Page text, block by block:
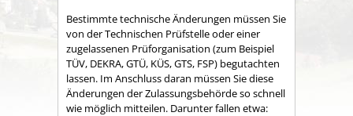
Bestimmte technische Änderungen müssen Sie
von der Technischen Prüfstelle oder einer
zugelassenen Prüforganisation (zum Beispiel
TÜV, DEKRA, GTÜ, KÜS, GTS, FSP) begutachten
lassen. Im Anschluss daran müssen Sie diese
Änderungen der Zulassungsbehörde so schnell
wie möglich mitteilen. Darunter fallen etwa: